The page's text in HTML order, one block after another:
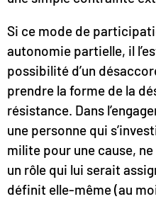
Si ce mode de
autonomie partielle, il
possibilité d’un
prendre la forme de la
résistance. Dans
une personne qui
milite pour une cause,
un rôle qui lui serait
définit elle-même (au